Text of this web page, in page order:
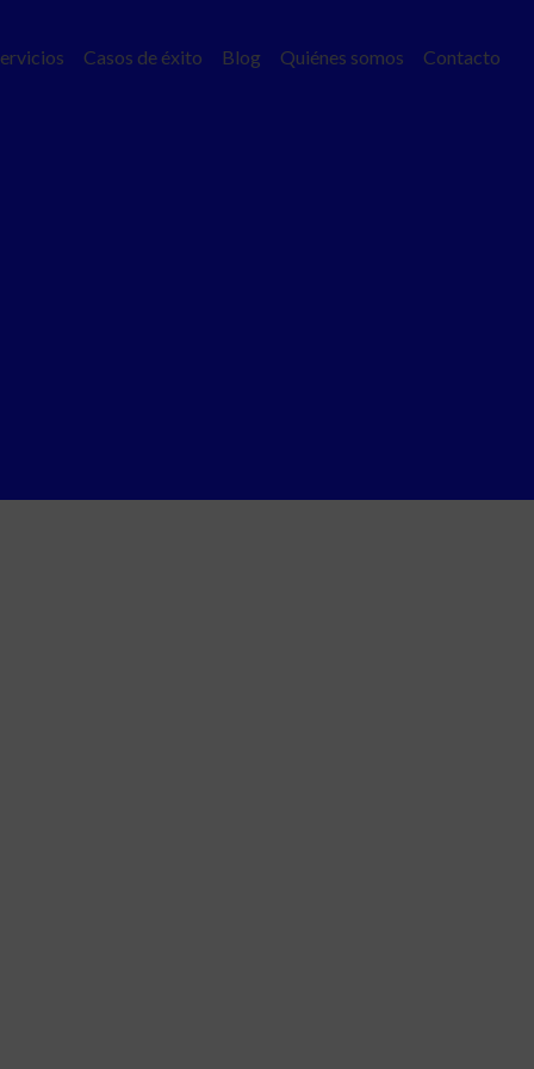
Casos de éxito Blog Quiénes somos Contacto